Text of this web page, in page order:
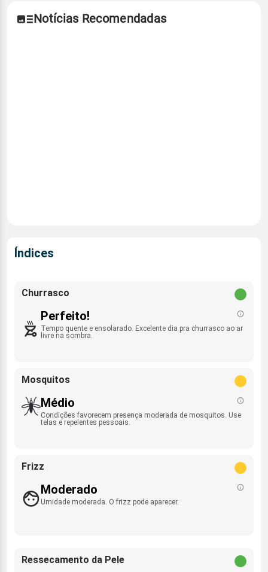
Notícias Recomendadas
Índices
Churrasco
Perfeito!
Tempo quente e ensolarado. Excelente dia pra churrasco ao ar
livre na sombra.
Mosquitos
Médio
Condições favorecem presença moderada de mosquitos. Use
telas e repelentes pessoais.
Frizz
Moderado
Umidade moderada. O frizz pode aparecer.
Ressecamento da Pele